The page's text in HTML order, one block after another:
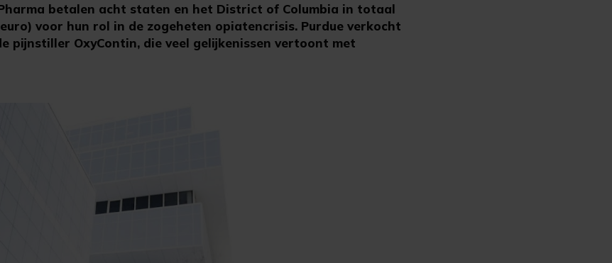
betalen acht staten en het District of Columbia in totaal
voor hun rol in de zogeheten opiatencrisis. Purdue verkocht
pijnstiller OxyContin, die veel gelijkenissen vertoont met